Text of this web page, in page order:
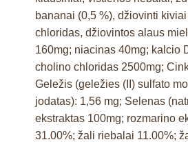
bananai (0,5 %), džiovinti
chloridas, džiovintos alaus
160mg; niacinas 40mg; kalcio
cholino chloridas 2500mg;
Geležis (geležies (II) sulfato
jodatas): 1,56 mg; Selenas
ekstraktas 100mg; rozmarino
31.00%; žali riebalai 11.00%;